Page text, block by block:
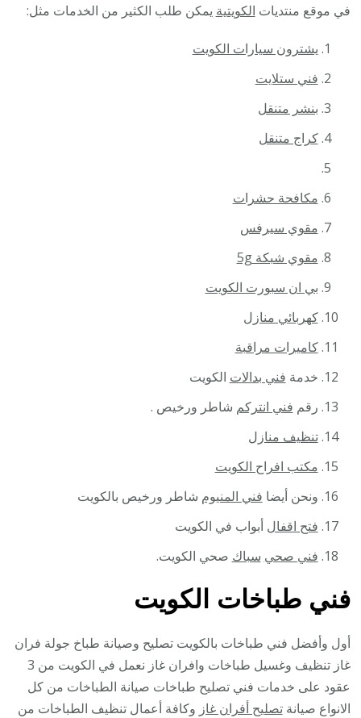
في موقع منتديات الكويتية يمكن طلب الكثير من الخدمات مثل:
يشترون سيارات الكويت
فني ستلايت
بنشر متنقل
كراج متنقل
مكافحة حشرات
مقوي سيرفس
مقوي شبكة 5g
بي ان سبورت الكويت
كهربائي منازل
كاميرات مراقبة
خدمة فني بدالات الكويت
رقم فني انتركم شاطر ورخيص .
تنظيف منازل
مكتب افراح الكويت
ونحن أيضا فني المنيوم شاطر ورخيص بالكويت
فتح اقفال أبواب في الكويت
فني صحي سباك صحي الكويت.
فني طباخات الكويت
أول وأفضل فني طباخات بالكويت تصليح وصيانة طباخ جولة فران
غاز تنظيف وغسيل طباخات وافران غاز نعمل في الكويت من 3
عقود على خدمات فني تصليح طباخات صيانة الطباخات من كل
الانواع صيانةتصليح أفران غاز وكافة أعمال تنظيف الطباخات من